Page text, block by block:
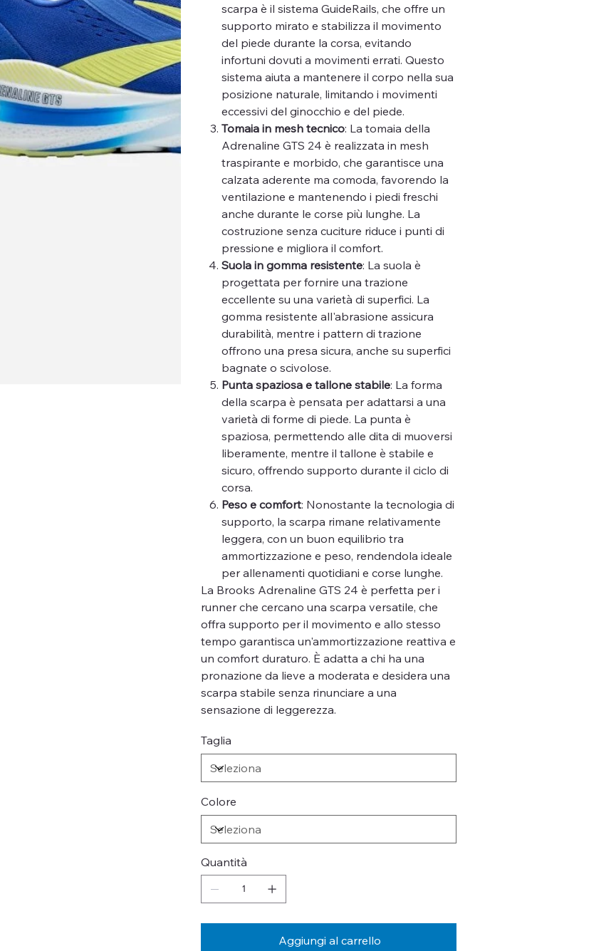
scarpa è il sistema GuideRails, che offre un
supporto mirato e stabilizza il movimento
del piede durante la corsa, evitando
infortuni dovuti a movimenti errati. Questo
sistema aiuta a mantenere il corpo nella sua
posizione naturale, limitando i movimenti
eccessivi del ginocchio e del piede.
Tomaia in mesh tecnico: La tomaia della
Adrenaline GTS 24 è realizzata in mesh
traspirante e morbido, che garantisce una
calzata aderente ma comoda, favorendo la
ventilazione e mantenendo i piedi freschi
anche durante le corse più lunghe. La
costruzione senza cuciture riduce i punti di
pressione e migliora il comfort.
Suola in gomma resistente: La suola è
progettata per fornire una trazione
eccellente su una varietà di superfici. La
gomma resistente all'abrasione assicura
durabilità, mentre i pattern di trazione
offrono una presa sicura, anche su superfici
bagnate o scivolose.
Punta spaziosa e tallone stabile: La forma
della scarpa è pensata per adattarsi a una
varietà di forme di piede. La punta è
spaziosa, permettendo alle dita di muoversi
liberamente, mentre il tallone è stabile e
sicuro, offrendo supporto durante il ciclo di
corsa.
Peso e comfort: Nonostante la tecnologia di
supporto, la scarpa rimane relativamente
leggera, con un buon equilibrio tra
ammortizzazione e peso, rendendola ideale
per allenamenti quotidiani e corse lunghe.
La Brooks Adrenaline GTS 24 è perfetta per i
runner che cercano una scarpa versatile, che
offra supporto per il movimento e allo stesso
tempo garantisca un'ammortizzazione reattiva e
un comfort duraturo. È adatta a chi ha una
pronazione da lieve a moderata e desidera una
scarpa stabile senza rinunciare a una
sensazione di leggerezza.
Taglia
Colore
Quantità
Aggiungi al carrello